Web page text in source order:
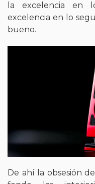
la excelencia en
excelencia en lo
bueno.
De ahí la obsesión de